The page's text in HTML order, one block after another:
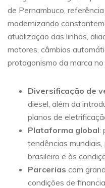
de Pernambuco,
modernizando
atualização das linhas,
motores, câmbios
protagonismo da marca no
Diversificação de
diesel, além da
planos de
Plataforma global:
tendências
brasileiro e às
Parcerias com
condições de